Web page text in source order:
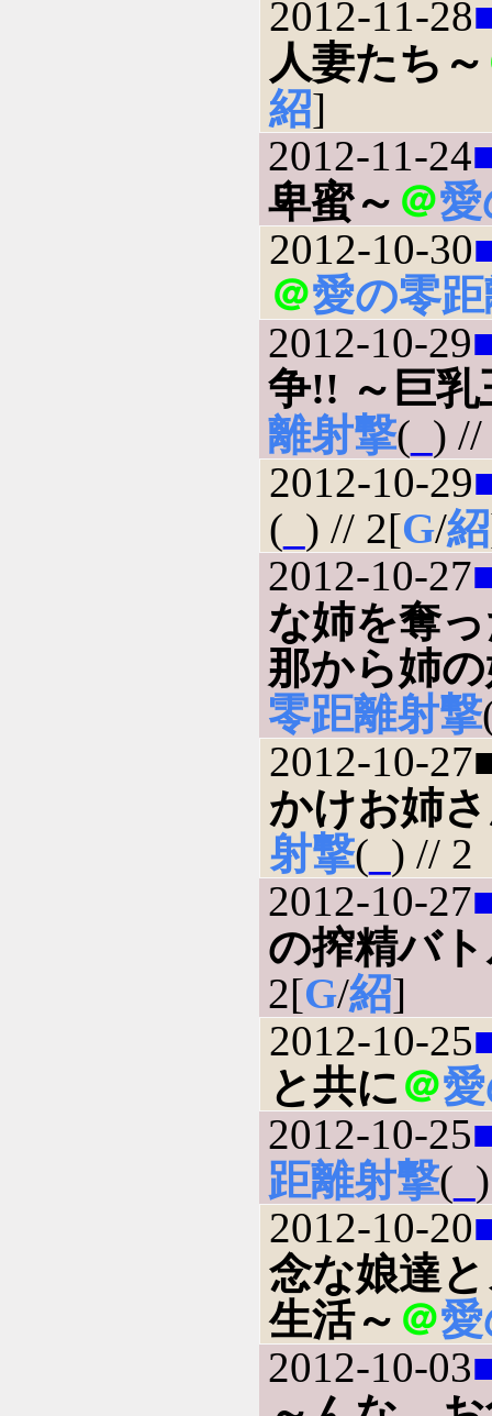
2012-11-28
人妻たち～
紹]
2012-11-24
卑蜜～ ＠
2012-10-30
＠愛の零
2012-10-29
争!! ～巨乳
離射撃( )
2012-10-29
( ) // 2[G/紹
2012-10-27
な姉を奪
那から姉
零距離射撃
2012-10-
かけお姉
射撃( ) // 2
2012-10-27
の搾精バ
2[G/紹]
2012-10-25
と共に＠
2012-10-25
距離射撃(
2012-10-20
念な娘達
生活～ ＠
2012-10-03